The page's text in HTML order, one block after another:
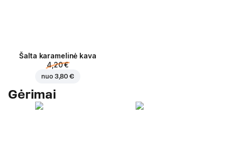
Šalta karamelinė kava
4,20 €
nuo 3,80 €
Gėrimai